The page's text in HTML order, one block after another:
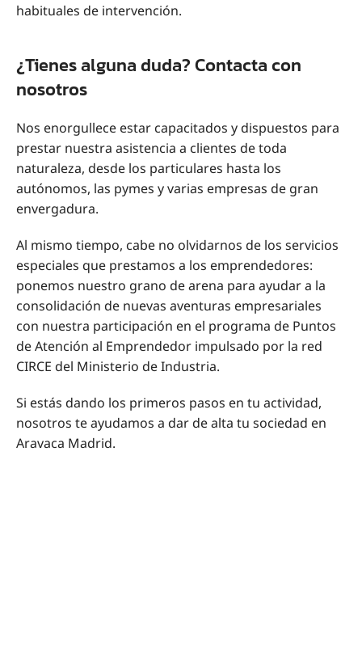
habituales de intervención.
¿Tienes alguna duda? Contacta con
nosotros
Nos enorgullece estar capacitados y dispuestos para
prestar nuestra asistencia a clientes de toda
naturaleza, desde los particulares hasta los
autónomos, las pymes y varias empresas de gran
envergadura.
Al mismo tiempo, cabe no olvidarnos de los servicios
especiales que prestamos a los emprendedores:
ponemos nuestro grano de arena para ayudar a la
consolidación de nuevas aventuras empresariales
con nuestra participación en el programa de Puntos
de Atención al Emprendedor impulsado por la red
CIRCE del Ministerio de Industria.
Si estás dando los primeros pasos en tu actividad,
nosotros te ayudamos a dar de alta tu sociedad en
Aravaca Madrid.